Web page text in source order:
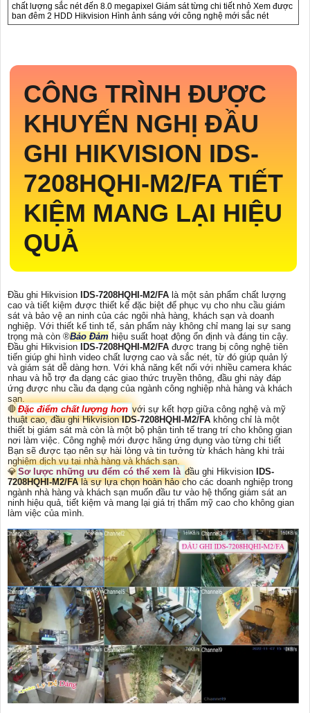
chất lượng sắc nét đến 8.0 megapixel Giám sát từng chi tiết nhỏ Xem được
ban đêm 2 HDD Hikvision Hình ảnh sáng với công nghệ mới sắc nét
CÔNG TRÌNH ĐƯỢC
KHUYẾN NGHỊ ĐẦU
GHI HIKVISION IDS-
7208HQHI-M2/FA TIẾT
KIỆM MANG LẠI HIỆU
QUẢ
Đầu ghi Hikvision IDS-7208HQHI-M2/FA là một sản phẩm chất lượng
cao và tiết kiệm được thiết kế đặc biệt để phục vụ cho nhu cầu giám
sát và bảo vệ an ninh của các ngôi nhà hàng, khách sạn và doanh
nghiệp. Với thiết kế tinh tế, sản phẩm này không chỉ mang lại sự sang
trọng mà còn ®️Bảo Đảm hiệu suất hoạt động ổn định và đáng tin cậy.
Đầu ghi Hikvision
IDS-7208HQHI-M2/FA được trang bị công nghệ tiên
tiến giúp ghi hình video chất lượng cao và sắc nét, từ đó giúp quản lý
và giám sát dễ dàng hơn. Với khả năng kết nối với nhiều camera khác
nhau và hỗ trợ đa dạng các giao thức truyền thông, đầu ghi này đáp
ứng được nhu cầu đa dạng của ngành công nghiệp nhà hàng và khách
sạn.
🛑 Đặc điểm chất lượng hơn với sự kết hợp giữa công nghệ và mỹ
thuật cao, đầu ghi HikvisionIDS-7208HQHI-M2/FA không chỉ là một
thiết bị giám sát mà còn là một bộ phận tinh tế trang trí cho không gian
nơi làm việc. Công nghệ mới được hãng ứng dụng vào từng chi tiết
Bạn sẽ được tạo nên sự hài lòng và tin tưởng từ khách hàng khi trải
nghiệm dịch vụ tại nhà hàng và khách sạn.
💎Sơ lược những ưu đểm có thể xem là đầu ghi Hikvision
IDS-
7208HQHI-M2/FAlà sự lựa chọn hoàn hảo cho các doanh nghiệp trong
ngành nhà hàng và khách sạn muốn đầu tư vào hệ thống giám sát an
ninh hiệu quả, tiết kiệm và mang lại giá trị thẩm mỹ cao cho không gian
làm việc của mình.